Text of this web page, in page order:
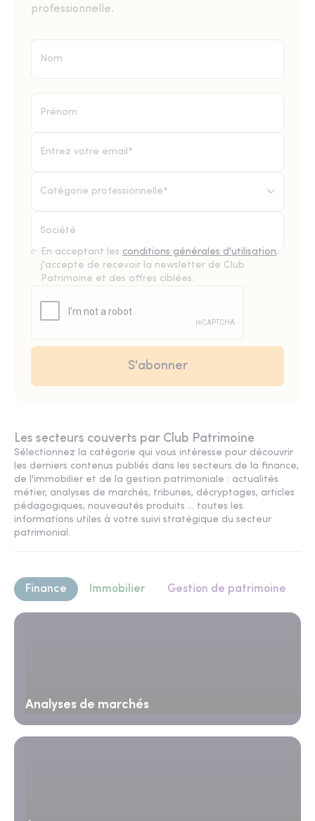
professionnelle.
Catégorie professionnelle*
En acceptant les conditions générales d'utilisation,
j'accepte de recevoir la newsletter de Club
Patrimoine et des offres ciblées.
Les secteurs couverts par Club Patrimoine
Sélectionnez la catégorie qui vous intéresse pour découvrir
les derniers contenus publiés dans les secteurs de la finance,
de l'immobilier et de la gestion patrimoniale : actualités
métier, analyses de marchés, tribunes, décryptages, articles
pédagogiques, nouveautés produits ... toutes les
informations utiles à votre suivi stratégique du secteur
patrimonial.
Finance Immobilier Gestion de patrimoine
Analyses de marchés